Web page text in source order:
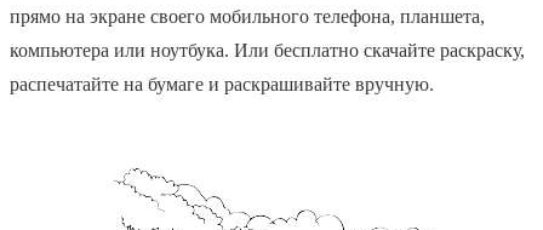
прямо на экране своего мобильного телефона, планшета,
компьютера или ноутбука. Или бесплатно скачайте раскраску,
распечатайте на бумаге и раскрашивайте вручную.